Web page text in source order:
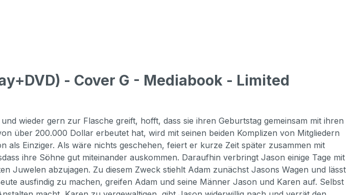
- Cover G - Mediabook - Limited
wieder gern zur Flasche greift, hofft, dass sie ihren Geburtstag gemeinsam mit ihren
über 200.000 Dollar erbeutet hat, wird mit seinen beiden Komplizen von Mitgliedern
Einziger. Als wäre nichts geschehen, feiert er kurze Zeit später zusammen mit
ihre Söhne gut miteinander auskommen. Daraufhin verbringt Jason einige Tage mit
Juwelen abzujagen. Zu diesem Zweck stiehlt Adam zunächst Jasons Wagen und lässt
ausfindig zu machen, greifen Adam und seine Männer Jason und Karen auf. Selbst